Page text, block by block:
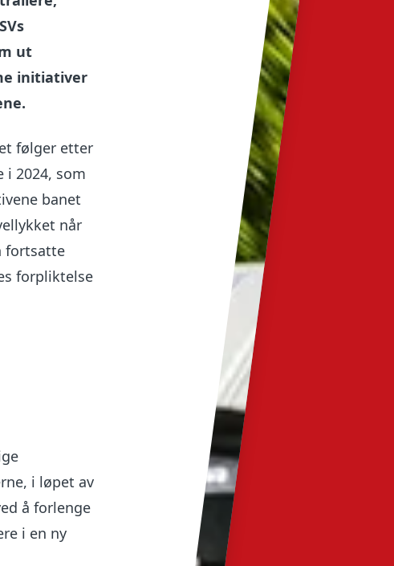
ut
initiativer
følger etter
i 2024, som
banet
når
fortsatte
forpliktelse
i løpet av
å forlenge
i en ny